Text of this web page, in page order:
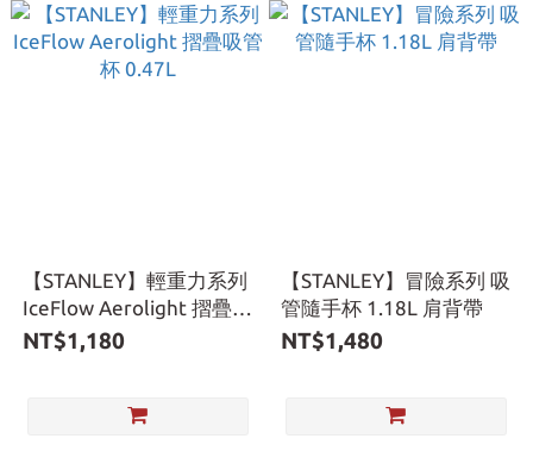
【STANLEY】輕重力系列
IceFlow Aerolight 摺疊吸
管杯 0.47L
NT$1,180
【STANLEY】冒險系列 吸
管隨手杯 1.18L 肩背帶
NT$1,480